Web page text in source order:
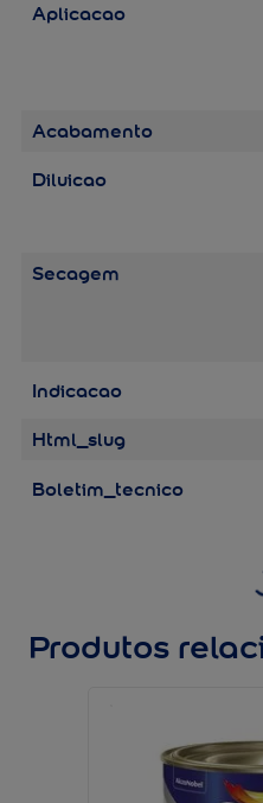
Aplicacao
Acabamento
Diluicao
Secagem
Indicacao
Html_slug
Boletim_tecnico
Produtos